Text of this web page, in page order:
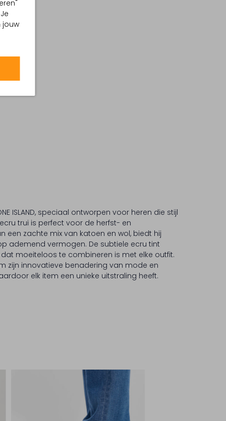
jouw
ISLAND, speciaal ontworpen voor heren die stijl
trui is perfect voor de herfst- en
een zachte mix van katoen en wol, biedt hij
ademend vermogen. De subtiele ecru tint
moeiteloos te combineren is met elke outfit.
zijn innovatieve benadering van mode en
elk item een unieke uitstraling heeft.